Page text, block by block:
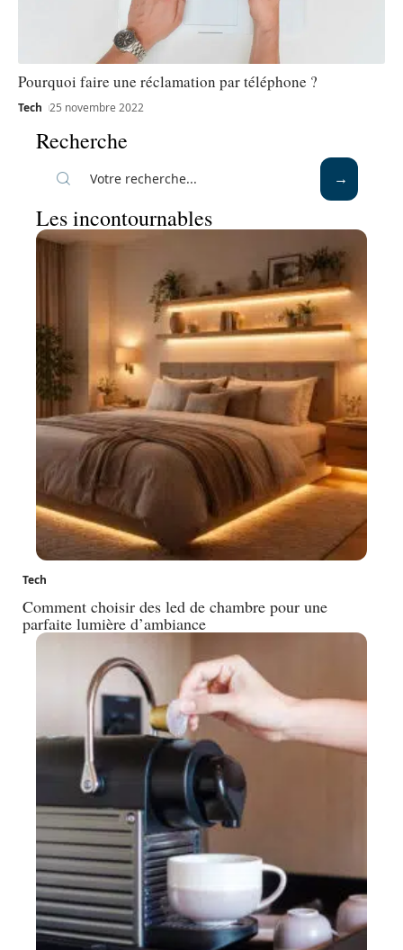
Pourquoi faire une réclamation par téléphone ?
Tech 25 novembre 2022
Recherche
Les incontournables
Tech
Comment choisir des led de chambre pour une
parfaite lumière d’ambiance